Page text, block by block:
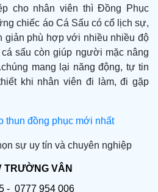
cho nhân viên thì Đồng Phục
chiếc áo Cá Sấu có cổ lịch sự,
giản phù hợp với nhiều nhiều độ
sấu còn giúp người mặc nâng
mang lại năng động, tự tin
khi nhân viên đi làm, đi gặp
thun đồng phục mới nhất
sự uy tín và chuyên nghiệp
TRƯỜNG VÂN
-  0777 954 006